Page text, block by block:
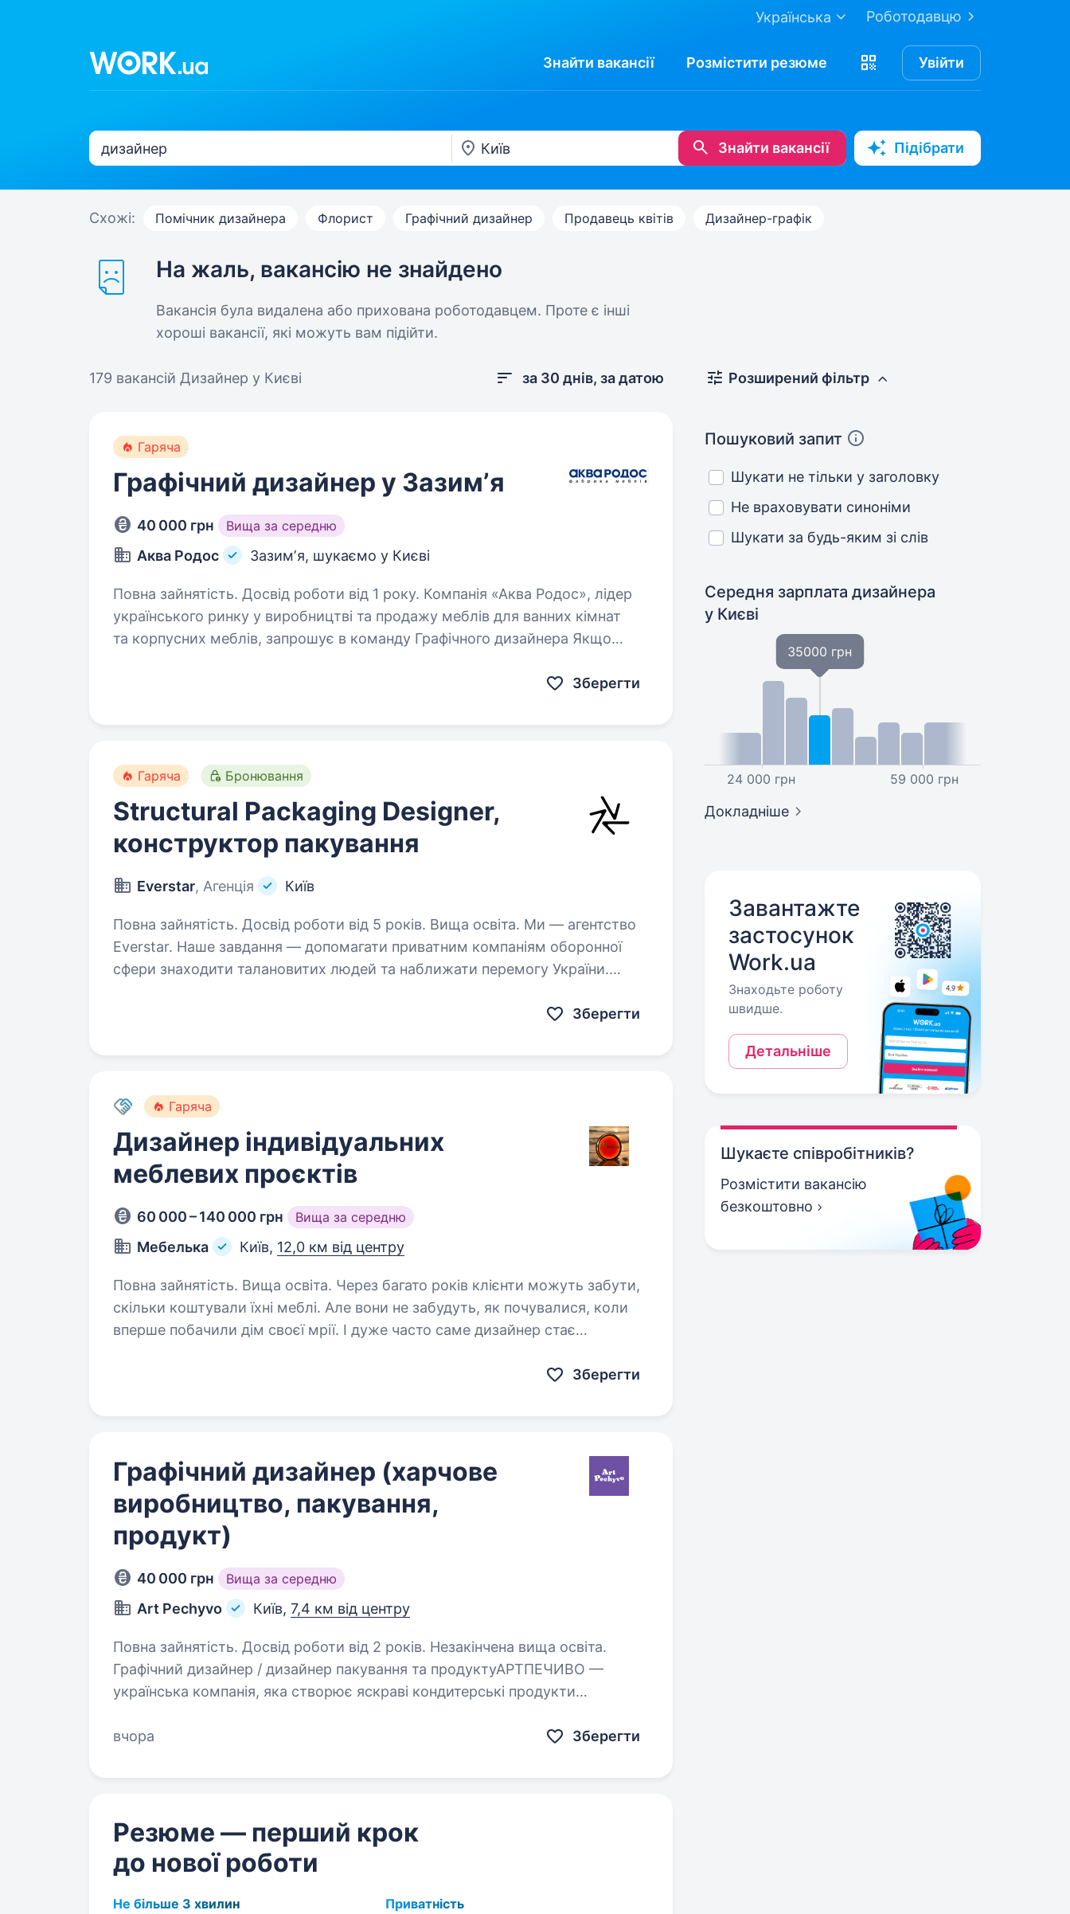
Роботодавцю
Українська
Знайти вакансії Розмістити резюме Увійти
Знайти вакансії Підібрати
Схожі: Помічник дизайнера Флорист Графічний дизайнер Продавець квітів Дизайнер-графік
На жаль, вакансію не знайдено
Вакансія була видалена або прихована роботодавцем. Проте є інші
хороші вакансії, які можуть вам підійти.
179 вакансій Дизайнер у Києві за 30 днів, за датою
Гаряча
Графічний дизайнер у Зазимʼя
40 000 грн Вища за середню
Аква Родос Зазимʼя, шукаємо у Києві
Повна зайнятість. Досвід роботи від 1 року. Компанія «Аква Родос», лідер
українського ринку у виробництві та продажу меблів для ванних кімнат
та корпусних меблів, запрошує в команду Графічного дизайнера Якщо
Зберегти
Гаряча Бронювання
Structural Packaging Designer,
конструктор пакування
Everstar, Агенція Київ
Повна зайнятість. Досвід роботи від 5 років. Вища освіта. Ми — агентство
Everstar. Наше завдання — допомагати приватним компаніям оборонної
сфери знаходити талановитих людей та наближати перемогу України.
Зберегти
Гаряча
Дизайнер індивідуальних
меблевих проєктів
60 000 – 140 000 грн Вища за середню
Мебелька Київ, 12,0 км від центру
Повна зайнятість. Вища освіта. Через багато років клієнти можуть забути,
скільки коштували їхні меблі. Але вони не забудуть, як почувалися, коли
вперше побачили дім своєї мрії. І дуже часто саме дизайнер стає
Зберегти
Графічний дизайнер (харчове
виробництво, пакування,
продукт)
40 000 грн Вища за середню
Art Pechyvo Київ, 7,4 км від центру
Повна зайнятість. Досвід роботи від 2 років. Незакінчена вища освіта.
Графічний дизайнер / дизайнер пакування та продуктуАРТПЕЧИВО —
українська компанія, яка створює яскраві кондитерські продукти
солодощі, розробляємо…
вчора Зберегти
Резюме — перший крок
до нової роботи
Не більше 3 хвилин
Приватність
Розширений фільтр
Пошуковий запит
Шукати не тільки у заголовку
Не враховувати синоніми
Шукати за будь-яким зі слів
Середня зарплата дизайнера
у Києві
24 000 грн
35000 грн
59 000 грн
Докладніше
Завантажте
застосунок
Work.ua
Знаходьте роботу
швидше.
Детальніше
Шукаєте співробітників?
Розмістити вакансію
безкоштовно